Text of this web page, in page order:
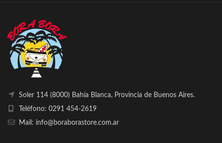
Soler 114 (8000) Bahía Blanca, Provincia de Buenos Aires.
Teléfono: 0291 454-2619
Mail: info@boraborastore.com.ar